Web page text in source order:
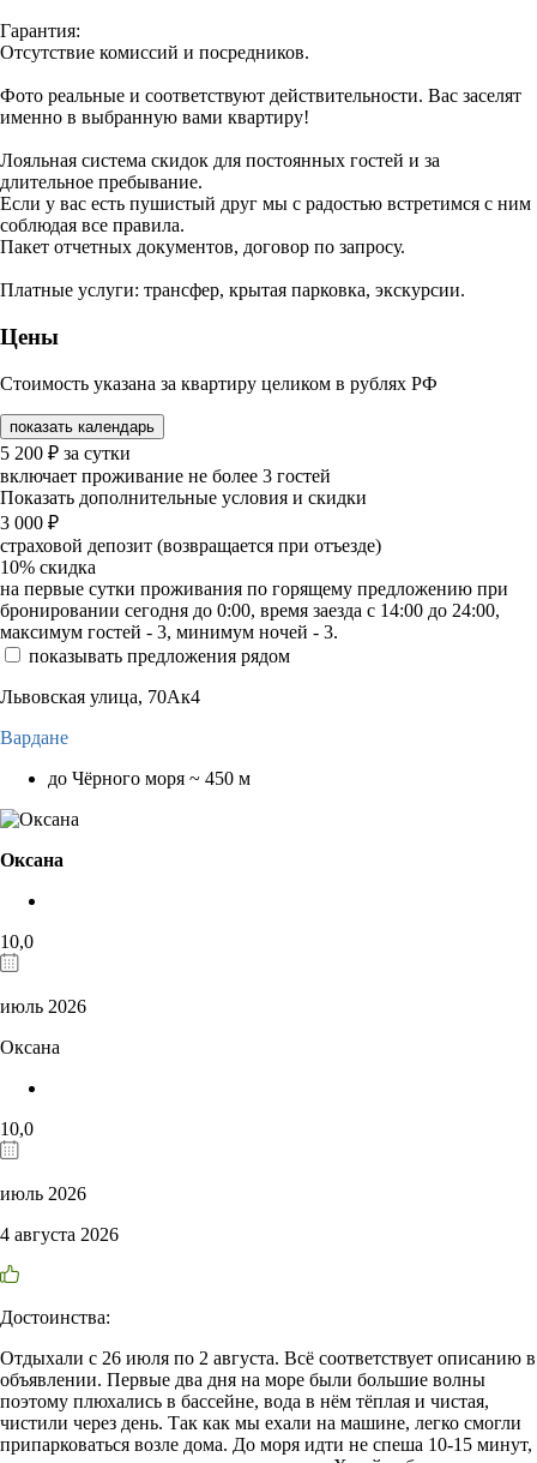
Гарантия:
Отсутствие комиссий и посредников.
Фото реальные и соответствуют действительности. Вас заселят
именно в выбранную вами квартиру!
Лояльная система скидок для постоянных гостей и за
длительное пребывание.
Если у вас есть пушистый друг мы с радостью встретимся с ним
соблюдая все правила.
Пакет отчетных документов, договор по запросу.
Платные услуги: трансфер, крытая парковка, экскурсии.
Цены
Стоимость указана за квартиру целиком в рублях РФ
показать календарь
5 200 ₽ за сутки
включает проживание не более 3 гостей
Показать дополнительные условия и скидки
3 000 ₽
страховой депозит (возвращается при отъезде)
10% скидка
на первые сутки проживания по горящему предложению при
бронировании сегодня до 0:00, время заезда с 14:00 до 24:00,
максимум гостей - 3, минимум ночей - 3.
показывать предложения рядом
Львовская улица, 70Ак4
Вардане
до Чёрного моря ~ 450 м
Оксана
10,0
июль 2026
Оксана
10,0
июль 2026
4 августа 2026
Достоинства:
Отдыхали с 26 июля по 2 августа. Всё соответствует описанию в
объявлении. Первые два дня на море были большие волны
поэтому плюхались в бассейне, вода в нём тёплая и чистая,
чистили через день. Так как мы ехали на машине, легко смогли
припарковаться возле дома. До моря идти не спеша 10-15 минут,